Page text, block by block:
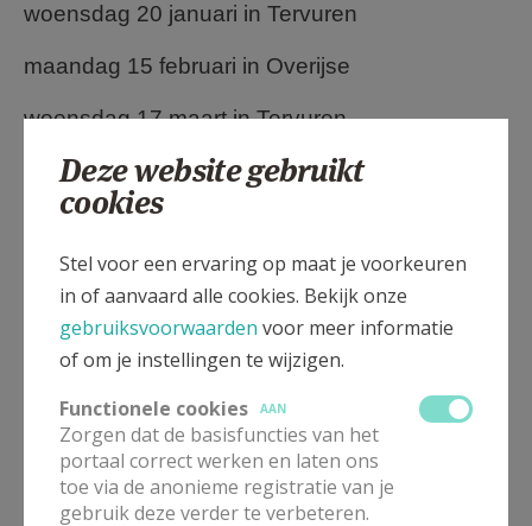
woensdag 20 januari in Tervuren
maandag 15 februari in Overijse
woensdag 17 maart in Tervuren
maandag 19 april in Overijse
woensdag 19 mei in Tervuren
maandag 21 juni in Overijse
Leuke bijeenkomsten, probeer het maar!
Deze website gebruikt
cookies
Stel voor een ervaring op maat je voorkeuren
in of aanvaard alle cookies. Bekijk onze
gebruiksvoorwaarden voor meer informatie
of om je instellingen te wijzigen.
Functionele cookies
AAN
Zorgen dat de basisfuncties van het
portaal correct werken en laten ons
toe via de anonieme registratie van je
gebruik deze verder te verbeteren.